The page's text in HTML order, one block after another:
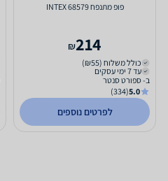
פופ מתנפח INTEX 68579
214
₪
כולל משלוח (₪55)
עד 7 ימי עסקים
ב- ספורט סנטר
5.0
(334)
לפרטים נוספים